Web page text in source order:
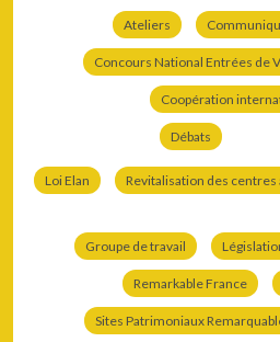
Ateliers
Concours National Entrées de
Coopération
Débats
Loi Elan Revitalisation des centres
Groupe de travail
Remarkable France
Sites Patrimoniaux